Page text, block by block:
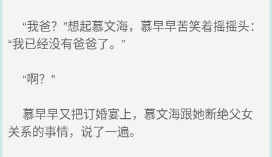
“我爸？”想起慕文海，慕早早苦笑着摇摇头：
“我已经没有爸爸了。”
“啊？”
慕早早又把订婚宴上，慕文海跟她断绝父女
关系的事情，说了一遍。